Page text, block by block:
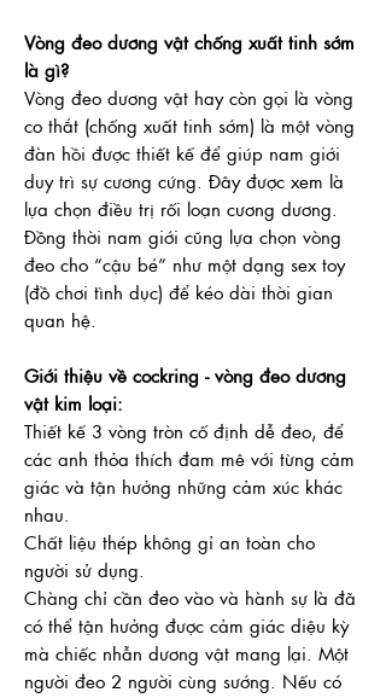
Vòng đeo dương vật chống xuất tinh sớm
là gì?
Vòng đeo dương vật hay còn gọi là vòng
co thắt (chống xuất tinh sớm) là một vòng
đàn hồi được thiết kế để giúp nam giới
duy trì sự cương cứng. Đây được xem là
lựa chọn điều trị rối loạn cương dương.
Đồng thời nam giới cũng lựa chọn vòng
đeo cho “cậu bé” như một dạng sex toy
(đồ chơi tình dục) để kéo dài thời gian
quan hệ.
Giới thiệu về cockring - vòng đeo dương
vật kim loại:
Thiết kế 3 vòng tròn cố định dễ đeo, để
các anh thỏa thích đam mê với từng cảm
giác và tận hưởng những cảm xúc khác
nhau.
Chất liệu thép không gỉ an toàn cho
người sử dụng.
Chàng chỉ cần đeo vào và hành sự là đã
có thể tận hưởng được cảm giác diệu kỳ
mà chiếc nhẫn dương vật mang lại. Một
người đeo 2 người cùng sướng. Nếu có